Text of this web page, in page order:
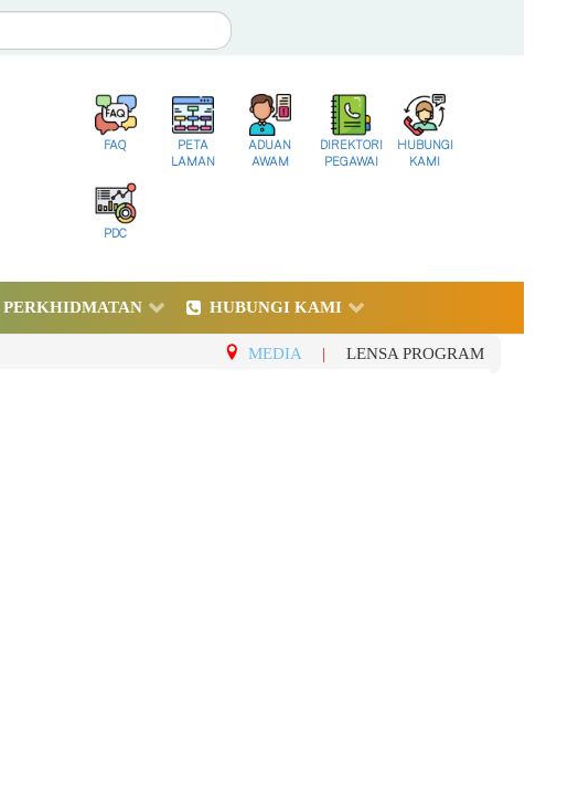
FAQ
PETA
LAMAN
ADUAN
AWAM
DIREKTORI
PEGAWAI
HUBUNGI
KAMI
PDC
PERKHIDMATAN HUBUNGI KAMI
MEDIA | LENSA PROGRAM